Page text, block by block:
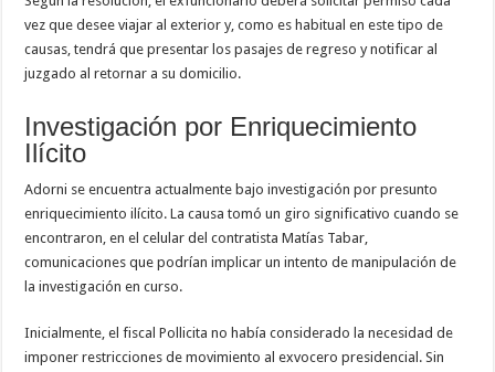
vez que desee viajar al exterior y, como es habitual en este tipo de
causas, tendrá que presentar los pasajes de regreso y notificar al
juzgado al retornar a su domicilio.
Investigación por Enriquecimiento
Ilícito
Adorni se encuentra actualmente bajo investigación por presunto
enriquecimiento ilícito. La causa tomó un giro significativo cuando se
encontraron, en el celular del contratista Matías Tabar,
comunicaciones que podrían implicar un intento de manipulación de
la investigación en curso.
Inicialmente, el fiscal Pollicita no había considerado la necesidad de
imponer restricciones de movimiento al exvocero presidencial. Sin